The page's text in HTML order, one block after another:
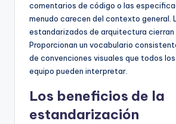
comentarios de código o las
menudo carecen del contexto general.
estandarizados de arquitectura cierran
Proporcionan un vocabulario
de convenciones visuales que todos
equipo pueden interpretar.
Los beneficios de la
estandarización